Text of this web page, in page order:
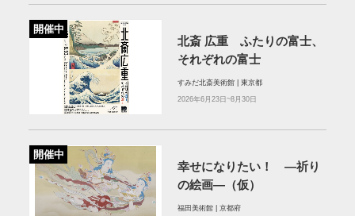
開催中
北斎 広重 ふたりの富士、
それぞれの富士
すみだ北斎美術館 | 東京都
2026年6月23日~8月30日
開催中
幸せになりたい！ ―祈り
の絵画―（仮）
福田美術館 | 京都府